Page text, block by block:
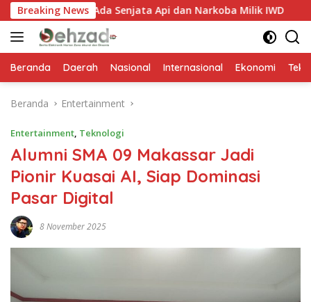
Langsung
ke
konten
Breaking News
Senjata Api dan Narkoba Milik IWD Satpol PP
Beranda Daerah Nasional Internasional Ekonomi
Beranda Entertainment
Entertainment, Teknologi
Alumni SMA 09 Makassar Jadi
Pionir Kuasai AI, Siap Dominasi
Pasar Digital
8 November 2025